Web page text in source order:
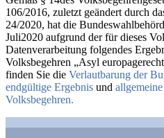
106/2016, zuletzt geändert durch
24/2020, hat die
Juli2020 aufgrund der für dieses
Datenverarbeitung folgendes
Volksbegehren „Asyl
finden Sie die Verlautbarung der
endgültige Ergebnis und
Volksbegehren.